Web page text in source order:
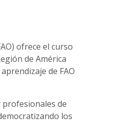
ofrece el curso
de América
de FAO
profesionales de
los